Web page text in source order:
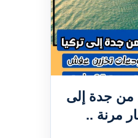
جدة إلى
أسعار مرنة ..